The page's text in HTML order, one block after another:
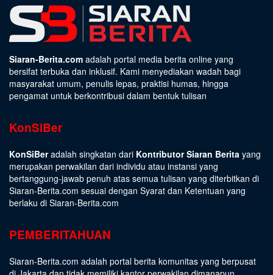
Siaran-Berita.com adalah portal media berita online yang
bersifat terbuka dan inklusif. Kami menyediakan wadah bagi
masyarakat umum, penulis lepas, praktisi humas, hingga
pengamat untuk berkontribusi dalam bentuk tulisan
KonSiBer
KonSiBeradalah singkatan dari Kontributor Siaran Berita yang
merupakan perwakilan dari individu atau instansi yang
bertanggung-jawab penuh atas semua tulisan yang diterbitkan di
Siaran-Berita.com sesuai dengan Syarat dan Ketentuan yang
berlaku di Siaran-Berita.com
PEMBERITAHUAN
Siaran-Berita.com adalah portal berita komunitas yang berpusat